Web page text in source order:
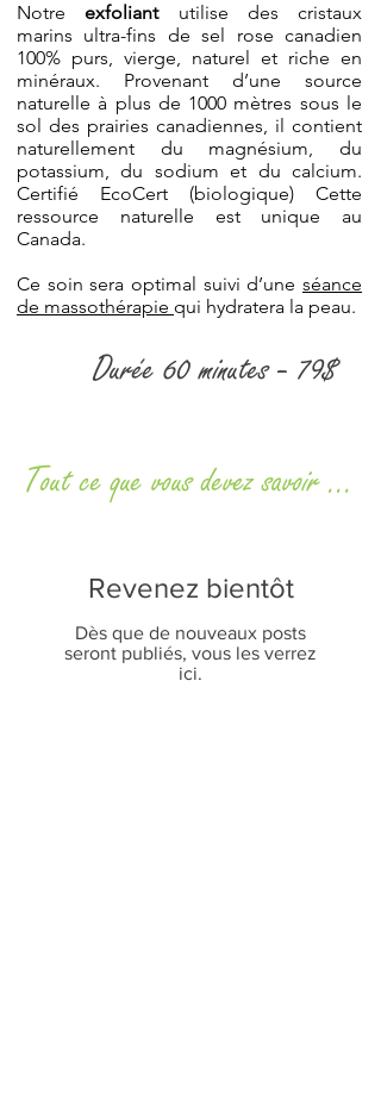
Notreexfoliantutilise des cristaux
marins ultra-fins de sel rose canadien
100% purs, vierge, naturel et riche en
minéraux. Provenant d’une source
naturelle à plus de 1000 mètres sous le
sol des prairies canadiennes, il contient
naturellement du magnésium, du
potassium, du sodium et du calcium.
Certifié EcoCert (biologique) Cette
ressource naturelle est unique au
Canada.
Ce soin sera optimal suivi d’une séance
de massothérapie qui hydratera la peau.
Durée 60 minutes - 79$
Tout ce que vous devez savoir ...
Revenez bientôt
Dès que de nouveaux posts
seront publiés, vous les verrez
ici.